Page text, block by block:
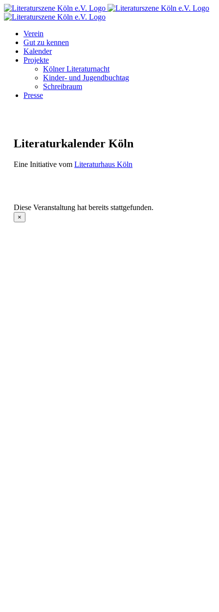
Zum
Inhalt
Facebook
Instagram
E-
Mail
Verein
Gut zu kennen
Kalender
Projekte
Kölner Literaturnacht
Kinder- und Jugendbuchtag
Schreibraum
Presse
Literaturkalender Köln
Eine Initiative vom Literaturhaus Köln
Diese Veranstaltung hat bereits stattgefunden.
×